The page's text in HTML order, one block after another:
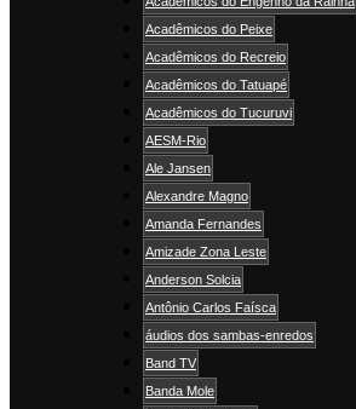
Acadêmicos do Peixe
Acadêmicos do Recreio
Acadêmicos do Tatuapé
Acadêmicos do Tucuruvi
AESM-Rio
Ale Jansen
Alexandre Magno
Amanda Fernandes
Amizade Zona Leste
Anderson Solcia
Antônio Carlos Faísca
áudios dos sambas-enredos
Band TV
Banda Mole